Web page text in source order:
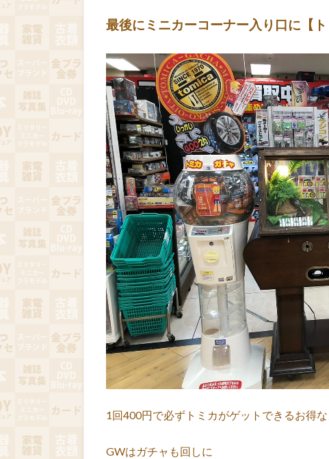
最後にミニカーコーナー入り口に【
1回400円で必ずトミカがゲットできるお得
GWはガチャも回しに